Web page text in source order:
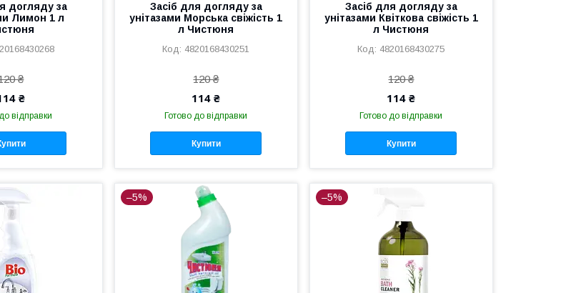
догляду за
Лимон 1 л
₴
₴
відправки
Засіб для догляду за
унітазами Морська свіжість 1
л Чистюня
4820168430251
120 ₴
114 ₴
Готово до відправки
Купити
Засіб для догляду за
унітазами Квіткова свіжість 1
л Чистюня
4820168430275
120 ₴
114 ₴
Готово до відправки
Купити
–5% –5%